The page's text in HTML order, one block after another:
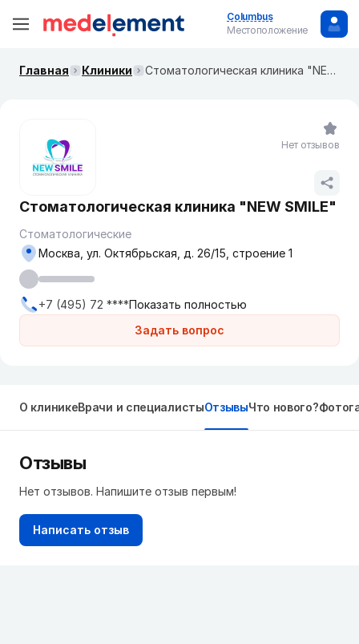
Columbus
Местоположение
Главная Клиники Стоматологическая клиника "NEW SMILE"
Стоматологическая клиника "NEW SMILE"
Стоматологические
Задать вопрос
Москва, ул. Октябрьская, д. 26/15, строение 1
+7 (495) 72 ****Показать полностью
Нет отзывов
О клиникеВрачи и специалистыОтзывыЧто нового?
Отзывы
Нет отзывов. Напишите отзыв первым!
Написать отзыв